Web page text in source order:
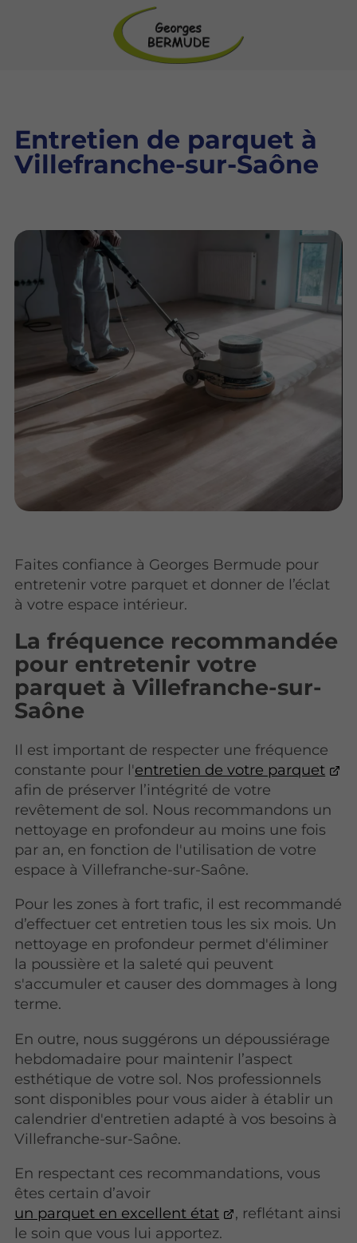
Entretien de parquet à
Villefranche-sur-Saône
Faites confiance à Georges Bermude pour
entretenir votre parquet et donner de l’éclat
à votre espace intérieur.
La fréquence recommandée
pour entretenir votre
parquet à Villefranche-sur-
Saône
Il est important de respecter une fréquence
constante pour l'entretien de votre parquet
afin de préserver l’intégrité de votre
revêtement de sol. Nous recommandons un
nettoyage en profondeur au moins une fois
par an, en fonction de l'utilisation de votre
espace à Villefranche-sur-Saône.
Pour les zones à fort trafic, il est recommandé
d’effectuer cet entretien tous les six mois. Un
nettoyage en profondeur permet d'éliminer
la poussière et la saleté qui peuvent
s'accumuler et causer des dommages à long
terme.
En outre, nous suggérons un dépoussiérage
hebdomadaire pour maintenir l’aspect
esthétique de votre sol. Nos professionnels
sont disponibles pour vous aider à établir un
calendrier d'entretien adapté à vos besoins à
Villefranche-sur-Saône.
En respectant ces recommandations, vous
êtes certain d’avoir
un parquet en excellent état
, reflétant ainsi
le soin que vous lui apportez.